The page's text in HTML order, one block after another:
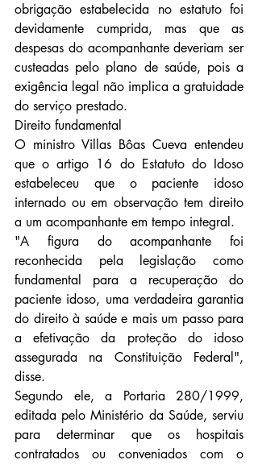
obrigação estabelecida no estatuto foi
devidamente cumprida, mas que as
despesas do acompanhante deveriam ser
custeadas pelo plano de saúde, pois a
exigência legal não implica a gratuidade
do serviço prestado.
Direito fundamental
O ministro Villas Bôas Cueva entendeu
que o artigo 16 do Estatuto do Idoso
estabeleceu que o paciente idoso
internado ou em observação tem direito
a um acompanhante em tempo integral.
"A figura do acompanhante foi
reconhecida pela legislação como
fundamental para a recuperação do
paciente idoso, uma verdadeira garantia
do direito à saúde e mais um passo para
a efetivação da proteção do idoso
assegurada na Constituição Federal",
disse.
Segundo ele, a Portaria 280/1999,
editada pelo Ministério da Saúde, serviu
para determinar que os hospitais
contratados ou conveniados com o